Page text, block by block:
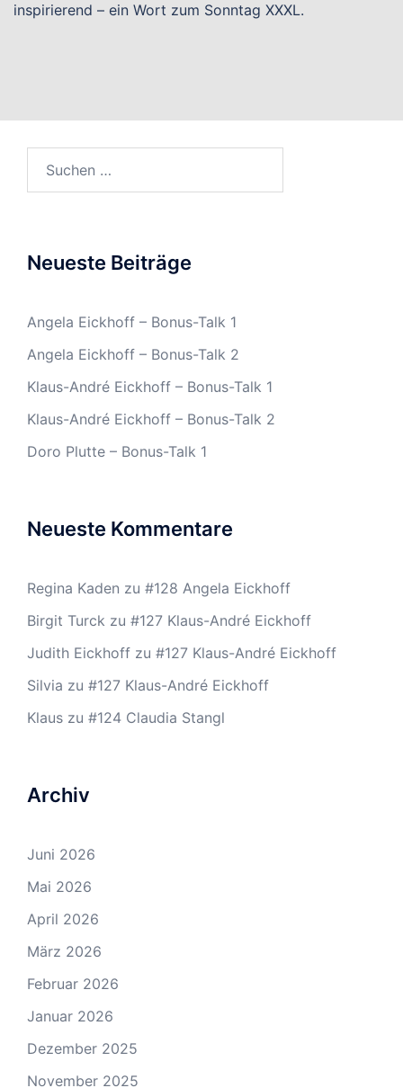
inspirierend – ein Wort zum Sonntag XXXL.
Neueste Beiträge
Angela Eickhoff – Bonus-Talk 1
Angela Eickhoff – Bonus-Talk 2
Klaus-André Eickhoff – Bonus-Talk 1
Klaus-André Eickhoff – Bonus-Talk 2
Doro Plutte – Bonus-Talk 1
Neueste Kommentare
Regina Kaden zu #128 Angela Eickhoff
Birgit Turck zu #127 Klaus-André Eickhoff
Judith Eickhoff zu #127 Klaus-André Eickhoff
Silvia zu #127 Klaus-André Eickhoff
Klaus zu #124 Claudia Stangl
Archiv
Juni 2026
Mai 2026
April 2026
März 2026
Februar 2026
Januar 2026
Dezember 2025
November 2025